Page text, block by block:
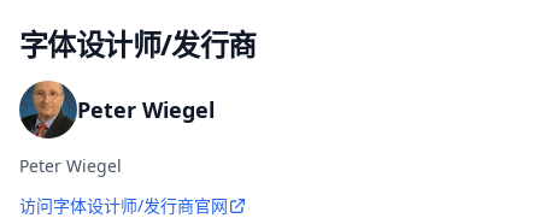
字体设计师/发行商
Peter Wiegel
Peter Wiegel
访问字体设计师/发行商官网